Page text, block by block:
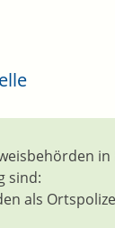
in
sind:
als